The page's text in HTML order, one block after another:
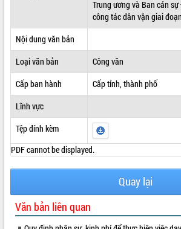
QUY HOẠCH - KẾ HOẠCH
Trung ương và Ban cán
công tác dân vận giai
Nội dung văn bản
Loại văn bản
Công văn
Cấp ban hành
Cấp tỉnh, thành phố
Lĩnh vực
Tệp đính kèm
PDF cannot be displayed.
Quay lại
Văn bản liên quan